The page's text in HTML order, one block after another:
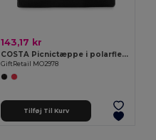
143,17 kr
COSTA Picnictæppe i polarfleece
GiftRetail MO2978
Tilføj Til Kurv